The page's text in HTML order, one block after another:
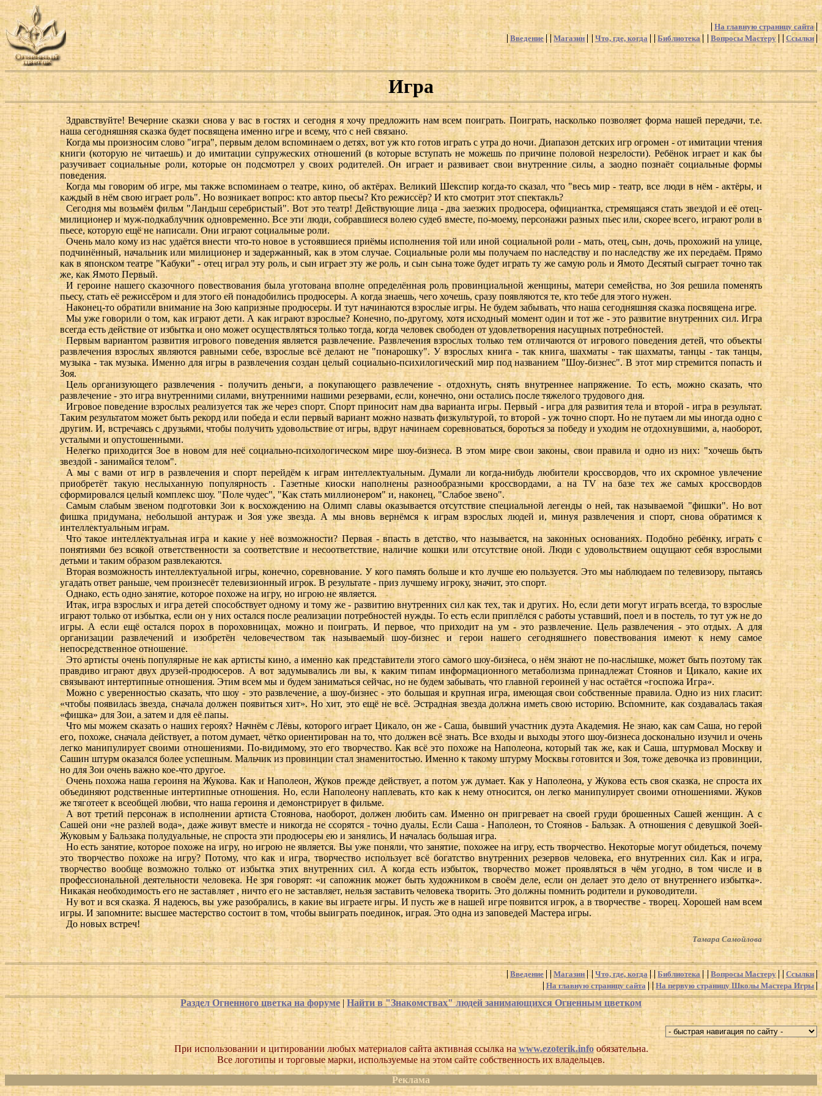
На главную страницу сайта
Введение
Магазин Что, где, когда Библиотека Вопросы Мастеру Ссылки
Игра
Здравствуйте! Вечерние сказки снова у вас в гостях и сегодня я хочу предложить нам всем поиграть. Поиграть, насколько позволяет форма нашей передачи, т.е.
наша сегодняшняя сказка будет посвящена именно игре и всему, что с ней связано.
Когда мы произносим слово "игра", первым делом вспоминаем о детях, вот уж кто готов играть с утра до ночи. Диапазон детских игр огромен - от имитации чтения
книги (которую не читаешь) и до имитации супружеских отношений (в которые вступать не можешь по причине половой незрелости). Ребёнок играет и как бы
разучивает социальные роли, которые он подсмотрел у своих родителей. Он играет и развивает свои внутренние силы, а заодно познаёт социальные формы
поведения.
Когда мы говорим об игре, мы также вспоминаем о театре, кино, об актёрах. Великий Шекспир когда-то сказал, что "весь мир - театр, все люди в нём - актёры, и
каждый в нём свою играет роль". Но возникает вопрос: кто автор пьесы? Кто режиссёр? И кто смотрит этот спектакль?
Cегодня мы возьмём фильм "Ландыш серебристый". Вот это театр! Действующие лица - два заезжих продюсера, официантка, стремящаяся стать звездой и её отец-
милиционер и муж-подкаблучник одновременно. Все эти люди, собравшиеся волею судеб вместе, по-моему, персонажи разных пьес или, скорее всего, играют роли в
пьесе, которую ещё не написали. Они играют социальные роли.
Очень мало кому из нас удаётся внести что-то новое в устоявшиеся приёмы исполнения той или иной социальной роли - мать, отец, сын, дочь, прохожий на улице,
подчинённый, начальник или милиционер и задержанный, как в этом случае. Социальные роли мы получаем по наследству и по наследству же их передаём. Прямо
как в японском театре "Кабуки" - отец играл эту роль, и сын играет эту же роль, и сын сына тоже будет играть ту же самую роль и Ямото Десятый сыграет точно так
же, как Ямото Первый.
И героине нашего сказочного повествования была уготована вполне определённая роль провинциальной женщины, матери семейства, но Зоя решила поменять
пьесу, стать её режиссёром и для этого ей понадобились продюсеры. А когда знаешь, чего хочешь, сразу появляются те, кто тебе для этого нужен.
Наконец-то обратили внимание на Зою капризные продюсеры. И тут начинаются взрослые игры. Не будем забывать, что наша сегодняшняя сказка посвящена игре.
Мы уже говорили о том, как играют дети. А как играют взрослые? Конечно, по-другому, хотя исходный момент один и тот же - это развитие внутренних сил. Игра
всегда есть действие от избытка и оно может осуществляться только тогда, когда человек свободен от удовлетворения насущных потребностей.
Первым вариантом развития игрового поведения является развлечение. Развлечения взрослых только тем отличаются от игрового поведения детей, что объекты
развлечения взрослых являются равными себе, взрослые всё делают не "понарошку". У взрослых книга - так книга, шахматы - так шахматы, танцы - так танцы,
музыка - так музыка. Именно для игры в развлечения создан целый социально-психилогический мир под названием "Шоу-бизнес". В этот мир стремится попасть и
Зоя.
Цель организующего развлечения - получить деньги, а покупающего развлечение - отдохнуть, снять внутреннее напряжение. То есть, можно сказать, что
развлечение - это игра внутренними силами, внутренними нашими резервами, если, конечно, они остались после тяжелого трудового дня.
Игровое поведение взрослых реализуется так же через спорт. Спорт приносит нам два варианта игры. Первый - игра для развития тела и второй - игра в результат.
Таким результатом может быть рекорд или победа и если первый вариант можно назвать физкультурой, то второй - уж точно спорт. Но не путаем ли мы иногда одно с
другим. И, встречаясь с друзьями, чтобы получить удовольствие от игры, вдруг начинаем соревноваться, бороться за победу и уходим не отдохнувшими, а, наоборот,
усталыми и опустошенными.
Нелегко приходится Зое в новом для неё социально-психологическом мире шоу-бизнеса. В этом мире свои законы, свои правила и одно из них: "хочешь быть
звездой - занимайся телом".
А мы с вами от игр в развлечения и спорт перейдём к играм интеллектуальным. Думали ли когда-нибудь любители кроссвордов, что их скромное увлечение
приобретёт такую неслыханную популярность . Газетные киоски наполнены разнообразными кроссвордами, а на TV на базе тех же самых кроссвордов
сформировался целый комплекс шоу. "Поле чудес", "Как стать миллионером" и, наконец, "Слабое звено".
Самым слабым звеном подготовки Зои к восхождению на Олимп славы оказывается отсутствие специальной легенды о ней, так называемой "фишки". Но вот
фишка придумана, небольшой антураж и Зоя уже звезда. А мы вновь вернёмся к играм взрослых людей и, минуя развлечения и спорт, снова обратимся к
интеллектуальным играм.
Что такое интеллектуальная игра и какие у неё возможности? Первая - впасть в детство, что называется, на законных основаниях. Подобно ребёнку, играть с
понятиями без всякой ответственности за соответствие и несоответствие, наличие кошки или отсутствие оной. Люди с удовольствием ощущают себя взрослыми
детьми и таким образом развлекаются.
Вторая возможность интеллектуальной игры, конечно, соревнование. У кого память больше и кто лучше ею пользуется. Это мы наблюдаем по телевизору, пытаясь
угадать ответ раньше, чем произнесёт телевизионный игрок. В результате - приз лучшему игроку, значит, это спорт.
Однако, есть одно занятие, которое похоже на игру, но игрою не является.
Итак, игра взрослых и игра детей способствует одному и тому же - развитию внутренних сил как тех, так и других. Но, если дети могут играть всегда, то взрослые
играют только от избытка, если он у них остался после реализации потребностей нужды. То есть если приплёлся с работы уставший, поел и в постель, то тут уж не до
игры. А если ещё остался порох в пороховницах, можно и поиграть. И первое, что приходит на ум - это развлечение. Цель развлечения - это отдых. А для
организации развлечений и изобретён человечеством так называемый шоу-бизнес и герои нашего сегодняшнего повествования имеют к нему самое
непосредственное отношение.
Это артисты очень популярные не как артисты кино, а именно как представители этого самого шоу-бизнеса, о нём знают не по-наслышке, может быть поэтому так
правдиво играют двух друзей-продюсеров. А вот задумывались ли вы, к каким типам информационного метаболизма принадлежат Стоянов и Цикало, какие их
связывают интертипные отношения. Этим всем мы и будем заниматься сейчас, но не будем забывать, что главной героиней у нас остаётся «госпожа Игра».
Можно с уверенностью сказать, что шоу - это развлечение, а шоу-бизнес - это большая и крупная игра, имеющая свои собственные правила. Одно из них гласит:
«чтобы появилась звезда, сначала должен появиться хит». Но хит, это ещё не всё. Эстрадная звезда должна иметь свою историю. Вспомните, как создавалась такая
«фишка» для Зои, а затем и для её папы.
Что мы можем сказать о наших героях? Начнём с Лёвы, которого играет Цикало, он же - Саша, бывший участник дуэта Академия. Не знаю, как сам Саша, но герой
его, похоже, сначала действует, а потом думает, чётко ориентирован на то, что должен всё знать. Все входы и выходы этого шоу-бизнеса досконально изучил и очень
легко манипулирует своими отношениями. По-видимому, это его творчество. Как всё это похоже на Наполеона, который так же, как и Саша, штурмовал Москву и
Сашин штурм оказался более успешным. Мальчик из провинции стал знаменитостью. Именно к такому штурму Москвы готовится и Зоя, тоже девочка из провинции,
но для Зои очень важно кое-что другое.
Очень похожа наша героиня на Жукова. Как и Наполеон, Жуков прежде действует, а потом уж думает. Как у Наполеона, у Жукова есть своя сказка, не спроста их
объединяют родственные интертипные отношения. Но, если Наполеону наплевать, кто как к нему относится, он легко манипулирует своими отношениями. Жуков
же тяготеет к всеобщей любви, что наша героиня и демонстрирует в фильме.
А вот третий персонаж в исполнении артиста Стоянова, наоборот, должен любить сам. Именно он пригревает на своей груди брошенных Сашей женщин. А с
Сашей они «не разлей вода», даже живут вместе и никогда не ссорятся - точно дуалы. Если Саша - Наполеон, то Стоянов - Бальзак. А отношения с девушкой Зоей-
Жуковым у Бальзака полудуальные, не спроста эти продюсеры ею и занялись. И началась большая игра.
Но есть занятие, которое похоже на игру, но игрою не является. Вы уже поняли, что занятие, похожее на игру, есть творчество. Некоторые могут обидеться, почему
это творчество похоже на игру? Потому, что как и игра, творчество использует всё богатство внутренних резервов человека, его внутренних сил. Как и игра,
творчество вообще возможно только от избытка этих внутренних сил. А когда есть избыток, творчество может проявляться в чём угодно, в том числе и в
профессиональной деятельности человека. Не зря говорят: «и сапожник может быть художником в своём деле, если он делает это дело от внутреннего избытка».
Никакая необходимость его не заставляет , ничто его не заставляет, нельзя заставить человека творить. Это должны помнить родители и руководители.
Ну вот и вся сказка. Я надеюсь, вы уже разобрались, в какие вы играете игры. И пусть же в нашей игре появится игрок, а в творчестве - творец. Хорошей нам всем
игры. И запомните: высшее мастерство состоит в том, чтобы выиграть поединок, играя. Это одна из заповедей Мастера игры.
До новых встреч!
Тамара Самойлова
Введение Магазин Что, где, когда Библиотека Вопросы Мастеру
Ссылки
На главную страницу сайта
На первую страницу Школы Мастера Игры
Раздел Огненного цветка на форуме | Найти в "Знакомствах" людей занимающихся Огненным цветком
При использовании и цитировании любых материалов сайта активная ссылка наwww.ezoterik.infoобязательна.
Все логотипы и торговые марки, используемые на этом сайте собственность их владельцев.
Реклама